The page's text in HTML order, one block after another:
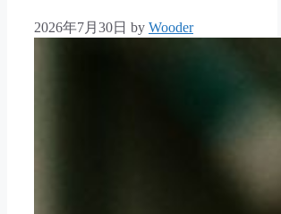
2026年7月30日 by Wooder